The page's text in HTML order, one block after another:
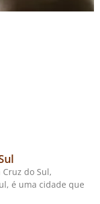
do Sul,
é uma cidade que